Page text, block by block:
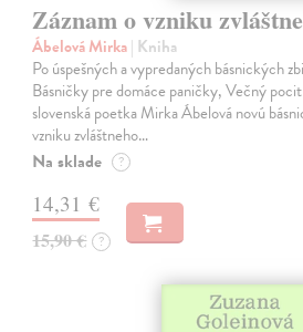
Záznam o vzniku
Ábelová Mirka| Kniha
Po úspešných a vypredaných básnických
Básničky pre domáce paničky, Večný
slovenská poetka Mirka Ábelová novú
vzniku zvláštneho…
Na sklade ?
14,31 €
15,90 € ?